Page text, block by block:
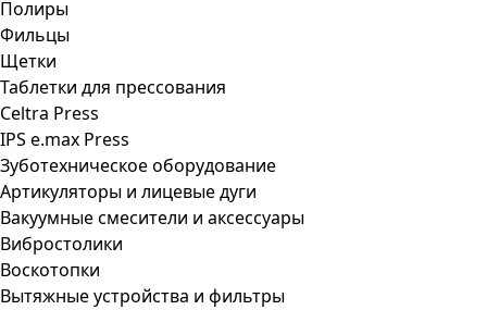
Полиры
Фильцы
Щетки
Таблетки для прессования
Celtra Press
IPS e.max Press
Зуботехническое оборудование
Артикуляторы и лицевые дуги
Вакуумные смесители и аксессуары
Вибростолики
Воскотопки
Вытяжные устройства и фильтры